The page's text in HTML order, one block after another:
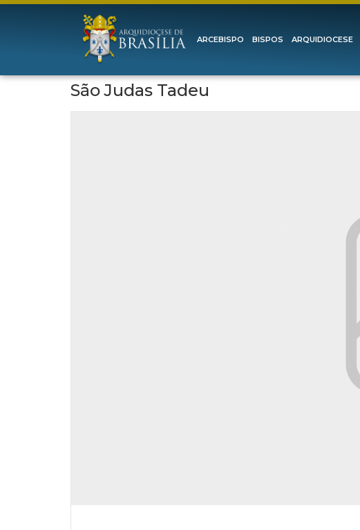
ARCEBISPO BISPOS ARQUIDIOCESE
São Judas Tadeu